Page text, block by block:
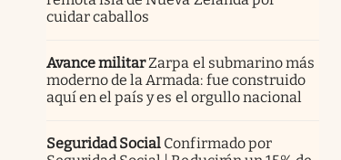
cuidar caballos
Avance militarZarpa el submarino más
moderno de la Armada: fue construido
aquí en el país y es el orgullo nacional
Seguridad Social Confirmado por